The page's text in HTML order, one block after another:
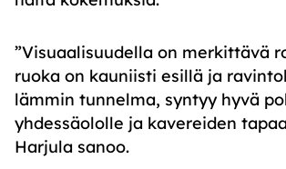
”Visuaalisuudella on merkittävä
ruoka on kauniisti esillä ja
lämmin tunnelma, syntyy hyvä
yhdessäololle ja kavereiden
Harjula sanoo.